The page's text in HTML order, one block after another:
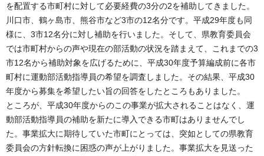
を配置する市町村に対して必要経費の3分の2を補助してきました。
川口市、鶴ヶ島市、熊谷市など3市の12名分です。平成29年度も同
様に、3市12名分に対し補助を行いました。そして、県教育委員会
では市町村からの声や現在の部活動の状況を踏まえて、これまでの3
市12名から補助対象を広げるために、平成30年度予算編成前に各市
町村に運動部活動指導員の希望を調査しました。その結果、平成30
年度から募集を希望したい旨の回答をしたところもありました。
ところが、平成30年度からのこの事業が拡大されることはなく、運
動部活動指導員の補助を新たに導入できる市町はありませんでし
た。事業拡大に期待していた市町にとっては、突如としての県教育
委員会の方針転換に困惑の声が上がりました。事業拡大を見送った